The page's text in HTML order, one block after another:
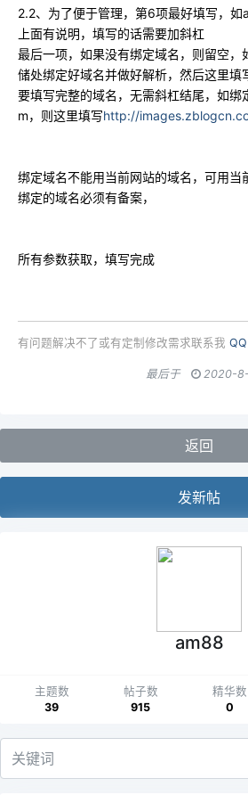
2.2、为了便于管理，第6项最好填写，
上面有说明，填写的话需要加斜杠
最后一项，如果没有绑定域名，则留空，
储处绑定好域名并做好解析，然后这里填
要填写完整的域名，无需斜杠结尾，如
m，则这里填写http://
绑定域名不能用当前网站的域名，可用当
绑定的域名必须有备案，
所有参数获取，填写完成
有问题解决不了或有定制修改需求联系我 QQ
最后于 2020-8-
返回
发新帖
am88
主题数
39
帖子数
915
精华数
0